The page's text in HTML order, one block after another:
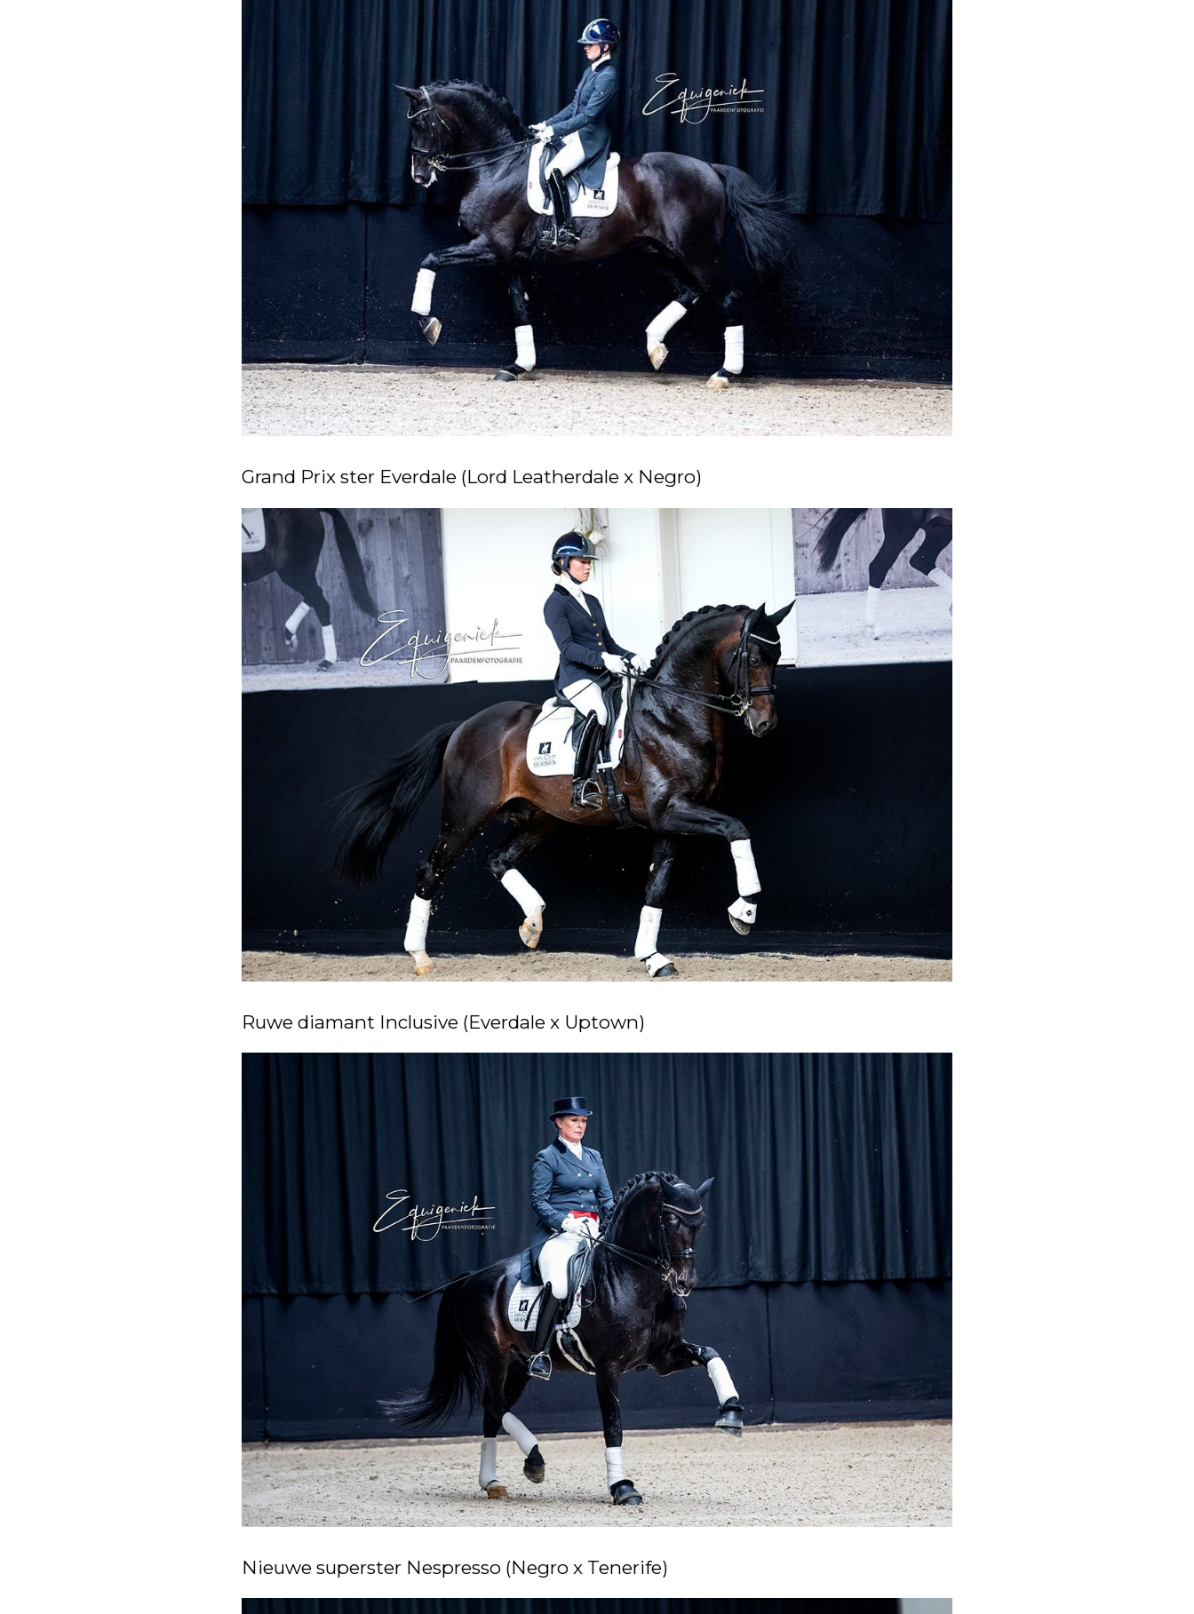
Grand Prix ster Everdale (Lord Leatherdale x Negro)
Ruwe diamant Inclusive (Everdale x Uptown)
Nieuwe superster Nespresso (Negro x Tenerife)